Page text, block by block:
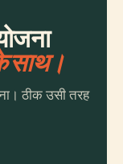
साथ।
ठीक उसी तरह